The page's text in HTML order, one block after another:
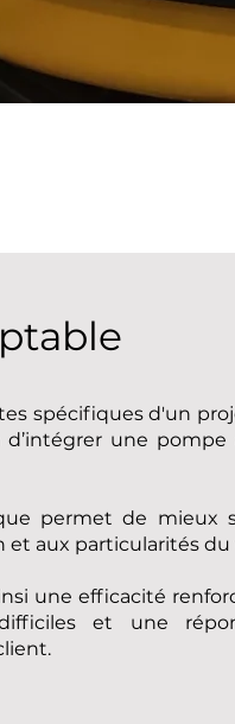
spécifiques d'un
une pompe
permet de mieux
et aux particularités du
une efficacité
et une